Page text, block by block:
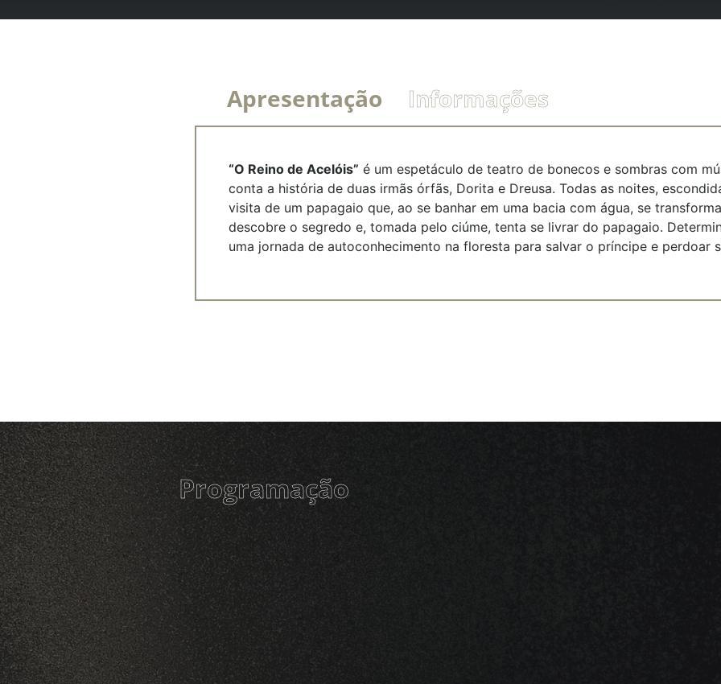
Apresentação Informações
“O Reino de Acelóis” é um espetáculo de teatro de bonecos e sombras com
conta a história de duas irmãs órfãs, Dorita e Dreusa. Todas as noites,
visita de um papagaio que, ao se banhar em uma bacia com água, se
descobre o segredo e, tomada pelo ciúme, tenta se livrar do papagaio.
uma jornada de autoconhecimento na floresta para salvar o príncipe e perdoar
Programação